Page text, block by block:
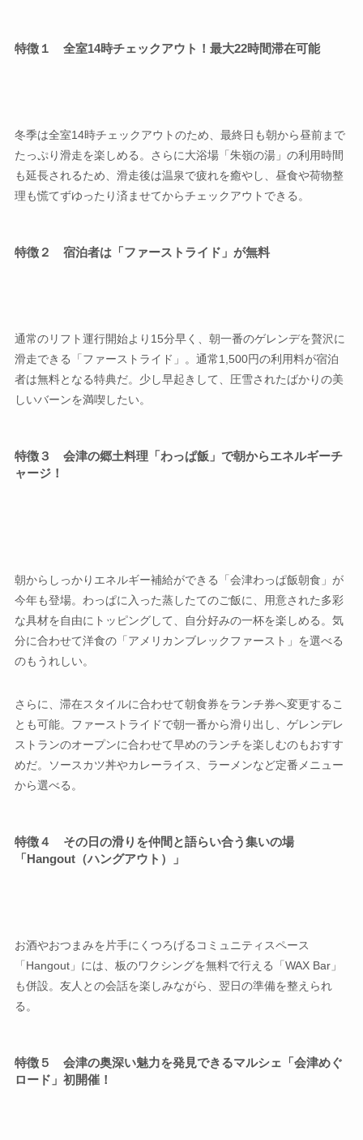
特徴１ 全室14時チェックアウト！最大22時間滞在可能
冬季は全室14時チェックアウトのため、最終日も朝から昼前まで
たっぷり滑走を楽しめる。さらに大浴場「朱嶺の湯」の利用時間
も延長されるため、滑走後は温泉で疲れを癒やし、昼食や荷物整
理も慌てずゆったり済ませてからチェックアウトできる。
特徴２ 宿泊者は「ファーストライド」が無料
通常のリフト運行開始より15分早く、朝一番のゲレンデを贅沢に
滑走できる「ファーストライド」。通常1,500円の利用料が宿泊
者は無料となる特典だ。少し早起きして、圧雪されたばかりの美
しいバーンを満喫したい。
特徴３ 会津の郷土料理「わっぱ飯」で朝からエネルギーチ
ャージ！
朝からしっかりエネルギー補給ができる「会津わっぱ飯朝食」が
今年も登場。わっぱに入った蒸したてのご飯に、用意された多彩
な具材を自由にトッピングして、自分好みの一杯を楽しめる。気
分に合わせて洋食の「アメリカンブレックファースト」を選べる
のもうれしい。
さらに、滞在スタイルに合わせて朝食券をランチ券へ変更するこ
とも可能。ファーストライドで朝一番から滑り出し、ゲレンデレ
ストランのオープンに合わせて早めのランチを楽しむのもおすす
めだ。ソースカツ丼やカレーライス、ラーメンなど定番メニュー
から選べる。
特徴４ その日の滑りを仲間と語らい合う集いの場
「Hangout（ハングアウト）」
お酒やおつまみを片手にくつろげるコミュニティスペース
「Hangout」には、板のワクシングを無料で行える「WAX Bar」
も併設。友人との会話を楽しみながら、翌日の準備を整えられ
る。
特徴５ 会津の奥深い魅力を発見できるマルシェ「会津めぐ
ロード」初開催！